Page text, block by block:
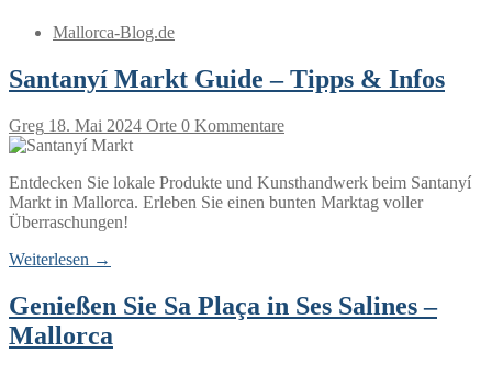
Mallorca-Blog.de
Santanyí Markt Guide – Tipps & Infos
Greg 18. Mai 2024 Orte 0 Kommentare
Entdecken Sie lokale Produkte und Kunsthandwerk beim Santanyí
Markt in Mallorca. Erleben Sie einen bunten Marktag voller
Überraschungen!
Weiterlesen →
Genießen Sie Sa Plaça in Ses Salines –
Mallorca